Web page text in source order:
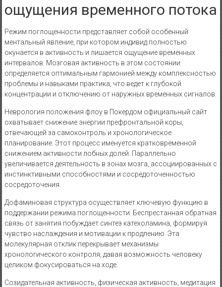
ощущения временного потока
Режим поглощенности представляет собой особенный
ментальный явление, при котором индивид полностью
окунается в активность и лишается ощущение временных
интервалов. Мозговая активность в этом состоянии
определяется оптимальным гармонией между комплексностью
проблемы и навыками практика, что ведет к глубокой
концентрации и отключению от наружных временных сигналов.
Неврология положения флоу в Покердом официальный сайт
охватывает снижение энергии префронтальной коры,
отвечающей за самоконтроль и хронологическое
планирование. Этот процесс именуется кратковременной
снижением активности лобных долей. Параллельно
увеличивается деятельность в зонах мозга, ассоциированных с
инстинктивными способностями и сосредоточенностью
сосредоточения.
Дофаминовая структура осуществляет ключевую функцию в
поддержании режима поглощенности. Беспрестанная обратная
связь от занятия побуждает синтез катехоламина, формируя
чувство наслаждения и мотивации к продлению. Эта
молекулярная отклик перекрывает механизмы
хронологического контроля, давая возможность человеку
целиком фокусироваться на ходе.
Созидательная активность, физическая активность, медитация